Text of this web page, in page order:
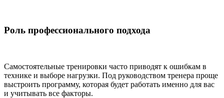
Роль профессионального подхода
Самостоятельные тренировки часто приводят к ошибкам в
технике и выборе нагрузки. Под руководством тренера проще
выстроить программу, которая будет работать именно для вас
и учитывать все факторы.